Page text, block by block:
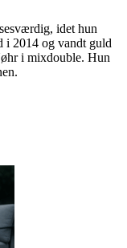
idet hun
i 2014 og vandt guld
i mixdouble. Hun